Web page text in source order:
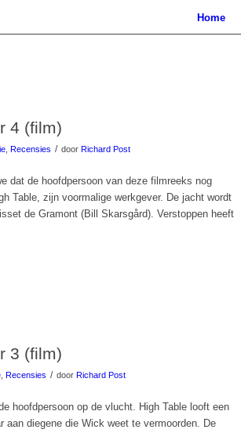
Home
4 (film)
Recensies / door Richard Post
dat de hoofdpersoon van deze filmreeks nog
Table, zijn voormalige werkgever. De jacht wordt
de Gramont (Bill Skarsgård). Verstoppen heeft
3 (film)
Recensies / door Richard Post
hoofdpersoon op de vlucht. High Table looft een
aan diegene die Wick weet te vermoorden. De